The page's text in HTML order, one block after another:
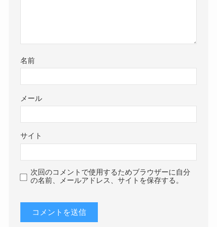
名前
メール
サイト
次回のコメントで使用するためブラウザーに自分
の名前、メールアドレス、サイトを保存する。